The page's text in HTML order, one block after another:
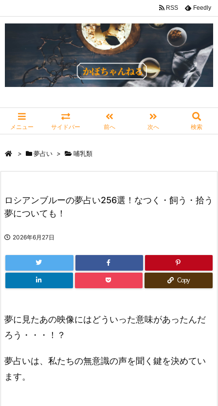
メニュー サイドバー 前へ 次へ 検索
RSS Feedly
> 夢占い > 哺乳類
ロシアンブルーの夢占い256選！なつく・飼う・拾う
夢についても！
2026年6月27日
Copy
夢に見たあの映像にはどういった意味があったんだ
ろう・・・！？
夢占いは、私たちの無意識の声を聞く鍵を決めてい
ます。